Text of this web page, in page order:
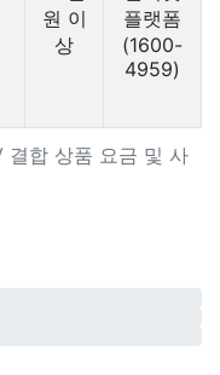
결합 상품 요금 및 사
원 이
상
플랫폼
(1600-
4959)